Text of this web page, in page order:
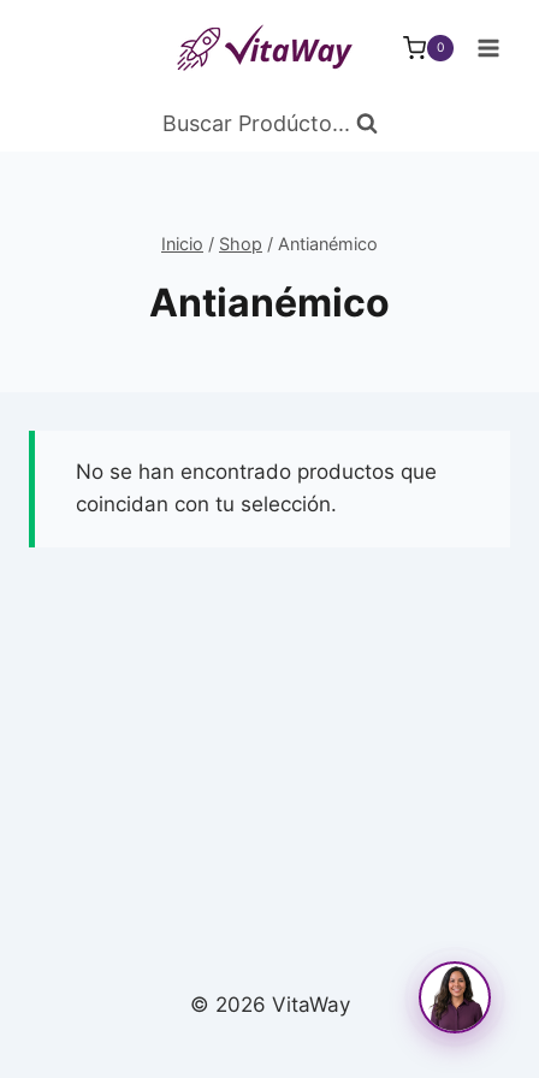
0
Buscar Prodúcto...
Inicio / Shop / Antianémico
Antianémico
No se han encontrado productos que
coincidan con tu selección.
© 2026 VitaWay